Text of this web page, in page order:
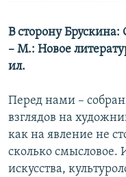
Все сайты РСЕ/РС
В сторону Брускина:
– М.: Новое
ил.
Перед нами –
взглядов на
как на явление не
сколько смысловое.
искусства,